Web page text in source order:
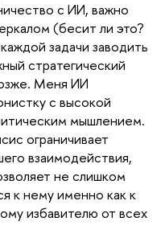
с ИИ, важно
(бесит ли это?
задачи заводить
стратегический
Меня ИИ
с высокой
мышлением.
ограничивает
взаимодействия,
не слишком
к нему именно как к
избавителю от всех